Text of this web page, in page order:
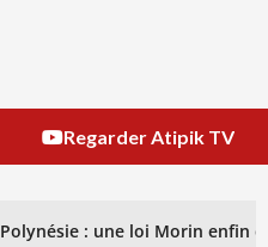
Regarder Atipik TV
Polynésie : une loi Morin enfin